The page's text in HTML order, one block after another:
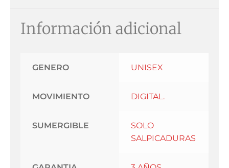
Información adicional
GENERO UNISEX
MOVIMIENTO DIGITAL.
SUMERGIBLE
SOLO
SALPICADURAS